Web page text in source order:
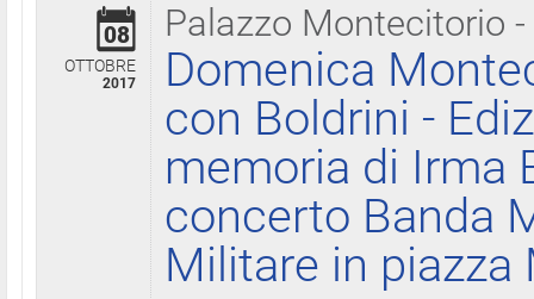
Palazzo Montecitorio
08
OTTOBRE
2017
Domenica
con Boldrini -
memoria di Irma
concerto Banda
Militare in